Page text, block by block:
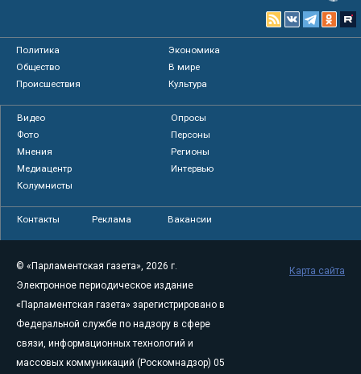
Политика
Экономика
Общество
В мире
Происшествия
Культура
Видео
Опросы
Фото
Персоны
Мнения
Регионы
Медиацентр
Интервью
Колумнисты
Контакты Реклама Вакансии
© «Парламентская газета», 2026 г.
Электронное периодическое издание
«Парламентская газета» зарегистрировано в
Федеральной службе по надзору в сфере
связи, информационных технологий и
массовых коммуникаций (Роскомнадзор) 05
Карта сайта